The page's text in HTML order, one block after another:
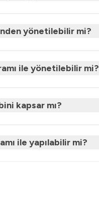
yönetilebilir mi?
ile yönetilebilir mi?
kapsar mı?
ile yapılabilir mi?